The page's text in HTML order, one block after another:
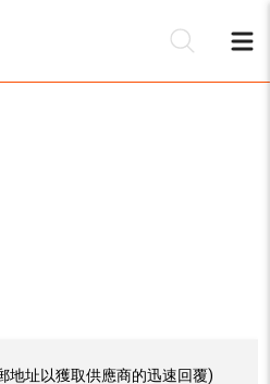
地址以獲取供應商的迅速回覆)